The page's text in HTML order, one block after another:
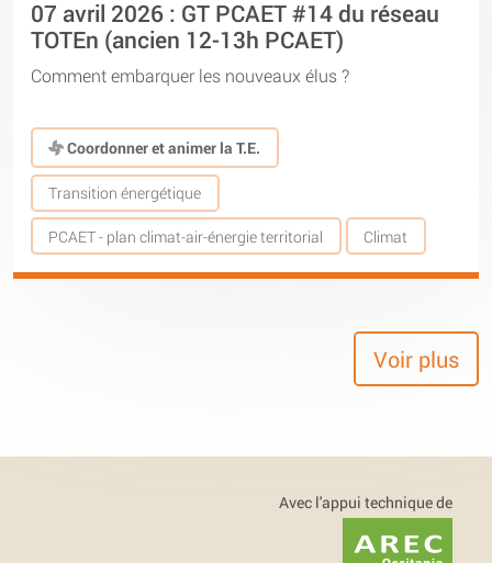
07 avril 2026 : GT PCAET #14 du réseau
TOTEn (ancien 12-13h PCAET)
Comment embarquer les nouveaux élus ?
Coordonner et animer la T.E.
Transition énergétique
PCAET - plan climat-air-énergie territorial Climat
Voir plus
Avec l'appui technique de